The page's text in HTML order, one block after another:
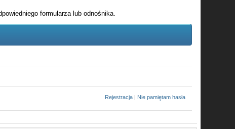
formularza lub odnośnika.
Rejestracja | Nie pamiętam hasła